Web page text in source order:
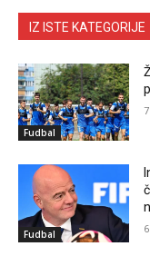
IZ ISTE KATEGORIJE
Fudbal
Fudbal